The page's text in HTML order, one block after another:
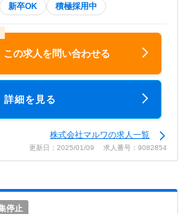
新卒OK 積極採用中
この求人を問い合わせる
詳細を見る
株式会社マルワの求人一覧
更新日：2025/01/09 求人番号：9082854
停止